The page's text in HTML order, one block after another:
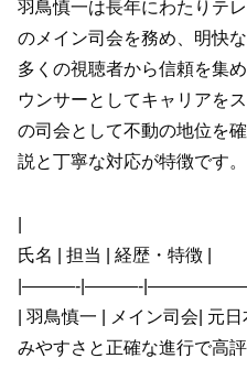
羽鳥慎一は長年にわたりテ
のメイン司会を務め、明快
多くの視聴者から信頼を集
ウンサーとしてキャリアを
の司会として不動の地位を
説と丁寧な対応が特徴です。
氏名 | 担当 | 経歴・特徴 |
|———-|———-
| 羽鳥慎一 | メイン司会| 元
みやすさと正確な進行で高評